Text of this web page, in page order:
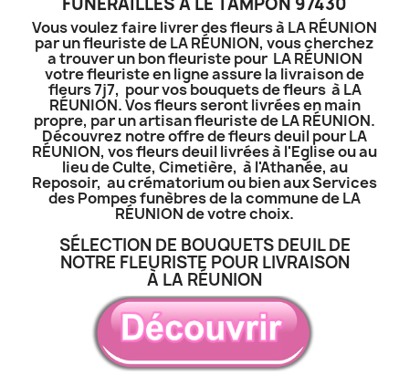
Vous voulez faire livrer des fleurs à LA RÉUNION
par un fleuriste de LA RÉUNION, vous cherchez
a trouver un bon fleuriste pour LA RÉUNION
votre fleuriste en ligne assure la livraison de
fleurs 7j7, pour vos bouquets de fleurs à LA
RÉUNION. Vos fleurs seront livrées en main
propre, par un artisan fleuriste de LA RÉUNION.
Découvrez notre offre de fleurs deuil pour LA
RÉUNION, vos fleurs deuil livrées à l'Eglise ou au
lieu de Culte, Cimetière, à l'Athanée, au
Reposoir, au crématorium ou bien aux Services
des Pompes funèbres de la commune de LA
RÉUNION de votre choix.
SÉLECTION DE BOUQUETS DEUIL DE
NOTRE FLEURISTE POUR LIVRAISON
À LA RÉUNION